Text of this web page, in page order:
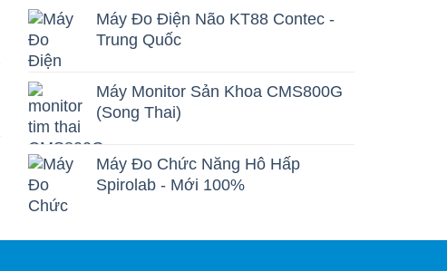
Máy Đo Điện Não KT88 Contec -
Trung Quốc
Máy Monitor Sản Khoa CMS800G
(Song Thai)
Máy Đo Chức Năng Hô Hấp
Spirolab - Mới 100%